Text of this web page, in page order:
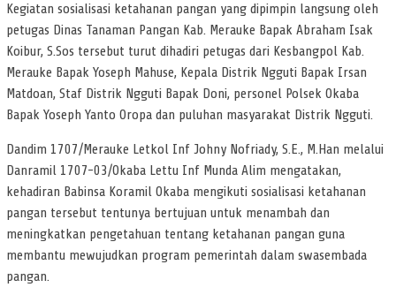
Kegiatan sosialisasi ketahanan pangan yang dipimpin langsung oleh
petugas Dinas Tanaman Pangan Kab. Merauke Bapak Abraham Isak
Koibur, S.Sos tersebut turut dihadiri petugas dari Kesbangpol Kab.
Merauke Bapak Yoseph Mahuse, Kepala Distrik Ngguti Bapak Irsan
Matdoan, Staf Distrik Ngguti Bapak Doni, personel Polsek Okaba
Bapak Yoseph Yanto Oropa dan puluhan masyarakat Distrik Ngguti.
Dandim 1707/Merauke Letkol Inf Johny Nofriady, S.E., M.Han melalui
Danramil 1707-03/Okaba Lettu Inf Munda Alim mengatakan,
kehadiran Babinsa Koramil Okaba mengikuti sosialisasi ketahanan
pangan tersebut tentunya bertujuan untuk menambah dan
meningkatkan pengetahuan tentang ketahanan pangan guna
membantu mewujudkan program pemerintah dalam swasembada
pangan.